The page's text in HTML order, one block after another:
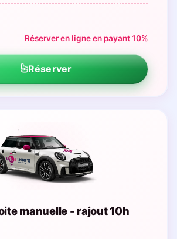
Réserver en ligne en payant 10%
Réserver
manuelle - rajout 10h